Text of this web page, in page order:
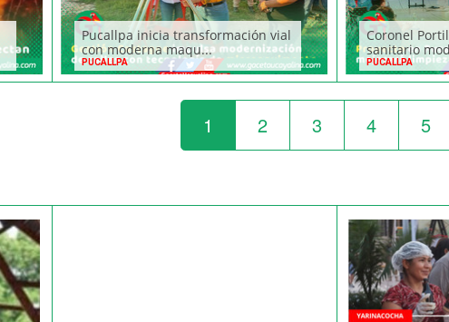
Pucallpa inicia transformación vial
con moderna maqu...
PUCALLPA
Coronel
sanitario
PUCALLPA
1 2 3 4 5